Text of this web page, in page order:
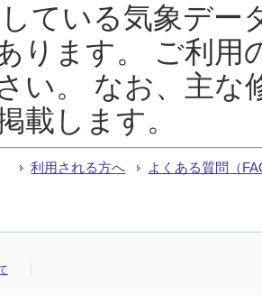
ている気象デー
ります。 ご利用
い。 なお、主な
載します。
利用される方へ よくある質問（